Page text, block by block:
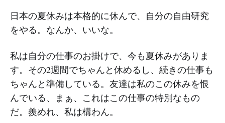
日本の夏休みは本格的に休んで、自分の自由研究
をやる。なんか、いいな。
私は自分の仕事のお掛けで、今も夏休みがありま
す。その2週間でちゃんと休めるし、続きの仕事も
ちゃんと準備している。友達は私のこの休みを恨
んでいる、まぁ、これはこの仕事の特別なもの
だ。羨めれ、私は構わん。